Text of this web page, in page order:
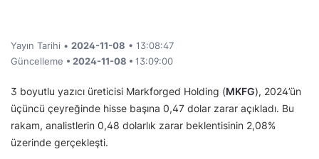
Yayın Tarihi • 2024-11-08 • 13:08:47
Güncelleme • 2024-11-08 • 13:09:00
3 boyutlu yazıcı üreticisi Markforged Holding (MKFG), 2024’ün
üçüncü çeyreğinde hisse başına 0,47 dolar zarar açıkladı. Bu
rakam, analistlerin 0,48 dolarlık zarar beklentisinin 2,08%
üzerinde gerçekleşti.